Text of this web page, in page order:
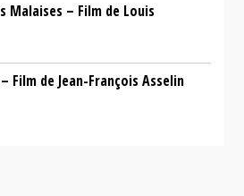
Malaises – Film de Louis
Film de Jean-François Asselin